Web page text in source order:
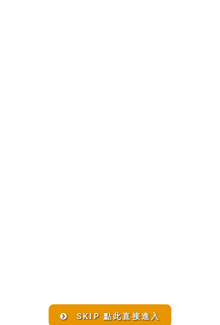
SKIP 點此直接進入